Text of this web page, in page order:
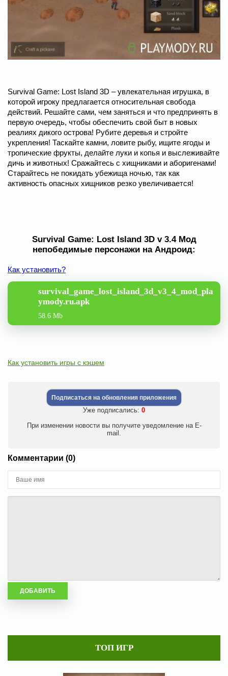
Survival Game: Lost Island 3D – увлекательная игрушка, в
которой игроку предлагается относительная свобода
действий. Решайте сами, чем заняться и что предпринять в
первую очередь, чтобы обеспечить свой быт в новых
реалиях дикого острова! Рубите деревья и стройте
укрепления! Таскайте камни, ловите рыбу, ищите ягоды и
тропические фрукты, делайте луки и копья и выслеживайте
дичь и животных! Сражайтесь с хищниками и аборигенами!
Старайтесь не покидать убежища ночью, так как
активность опасных хищников резко увеличивается!
Survival Game: Lost Island 3D v 3.4 Мод
непобедимые персонажи на Андроид:
Как установить?
survival_game_lost_island_3d_v3_4_mod_pla
ymody.ru.apk
58.6 Mb
Как установить игры с кэшем
Подписаться на обновления приложения
Уже подписались: 0
При изменении новости вы получите уведомление на E-
mail.
Комментарии (0)
ТОП ИГР